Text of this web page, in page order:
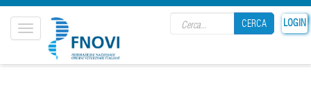
LOGIN
CERCA
Toggle
navigation